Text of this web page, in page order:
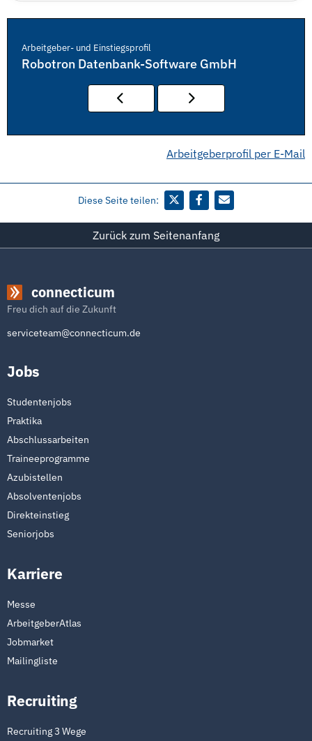
Arbeitgeber- und Einstiegsprofil
Robotron Datenbank-Software GmbH
Arbeitgeberprofil per E-Mail
Diese Seite teilen:
Zurück zum Seitenanfang
connecticum
Freu dich auf die Zukunft
serviceteam@connecticum.de
Jobs
Studentenjobs
Praktika
Abschlussarbeiten
Traineeprogramme
Azubistellen
Absolventenjobs
Direkteinstieg
Seniorjobs
Karriere
Messe
ArbeitgeberAtlas
Jobmarket
Mailingliste
Recruiting
Recruiting 3 Wege